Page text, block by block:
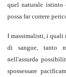
quel naturale istinto
possa far correre
I massimalisti, i quali
di sangue, tanto
nell'assurda
spossessare